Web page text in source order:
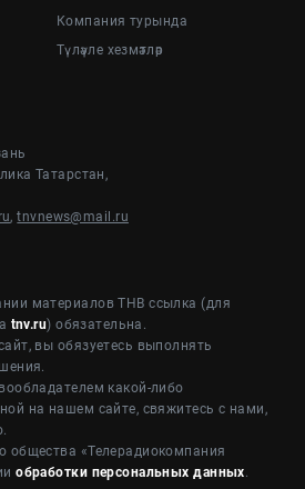
Компания турында
Түләүле хезмәтләр
Татарстан,
,tnvnews@mail.ru
материалов ТНВ ссылка (для
tnv.ru) обязательна.
вы обязуетесь выполнять
какой-либо
на нашем сайте, свяжитесь с нами,
общества «Телерадиокомпания
обработки персональных данных.